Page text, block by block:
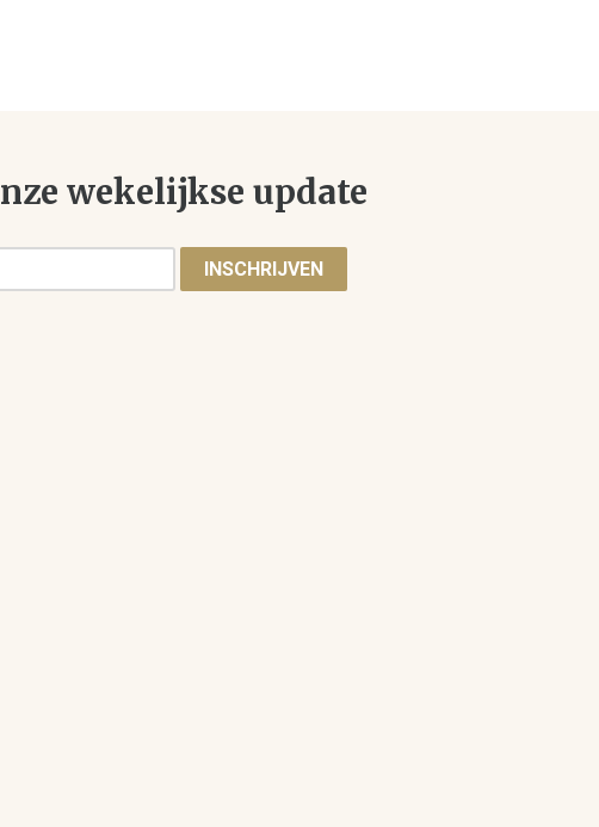
wekelijkse update
INSCHRIJVEN